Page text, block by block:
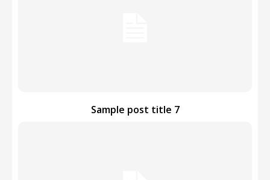
Sample post title 7